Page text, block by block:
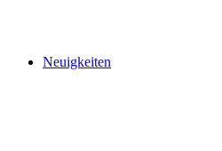
Neuigkeiten